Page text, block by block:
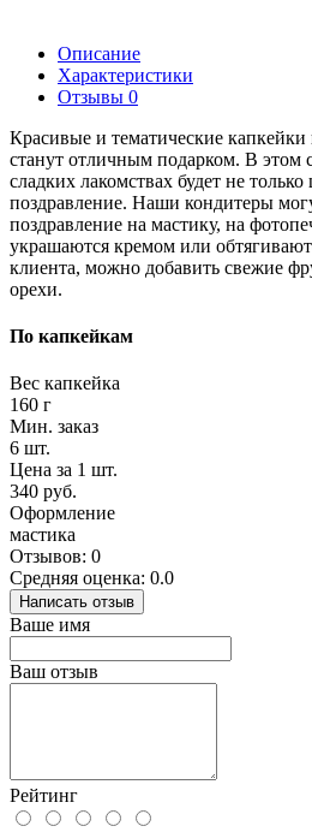
Описание
Характеристики
Отзывы 0
Красивые и тематические капкейки
станут отличным подарком. В этом
сладких лакомствах будет не
поздравление. Наши кондитеры
поздравление на мастику, на
украшаются кремом или
клиента, можно добавить свежие
орехи.
По капкейкам
Вес капкейка
160 г
Мин. заказ
6 шт.
Цена за 1 шт.
340 руб.
Оформление
мастика
Отзывов: 0
Средняя оценка: 0.0
Написать отзыв
Ваше имя
Ваш отзыв
Рейтинг